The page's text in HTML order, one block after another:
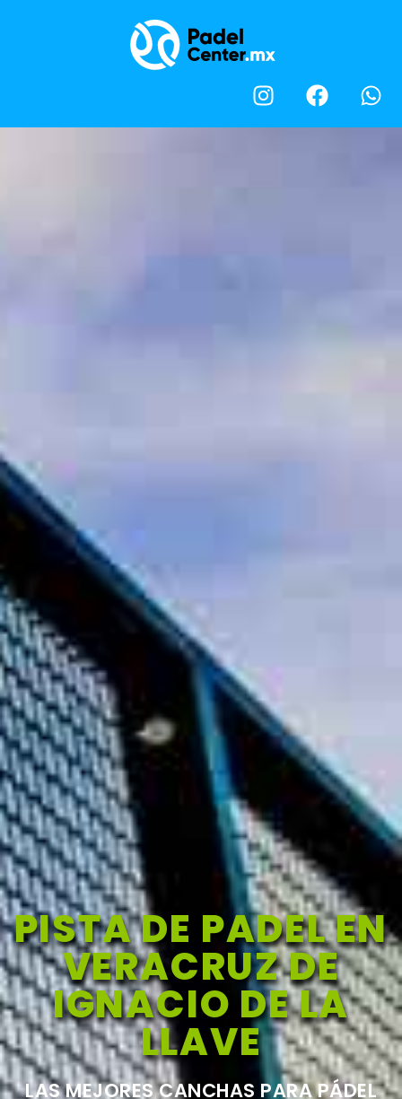
PISTA DE PADEL EN
VERACRUZ DE
IGNACIO DE LA
LLAVE
LAS MEJORES CANCHAS PARA PÁDEL